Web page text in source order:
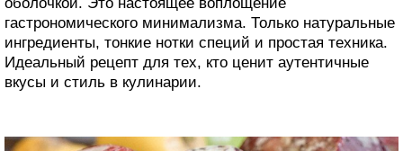
гастрономического минимализма. Только натуральные
ингредиенты, тонкие нотки специй и простая техника.
Идеальный рецепт для тех, кто ценит аутентичные
вкусы и стиль в кулинарии.